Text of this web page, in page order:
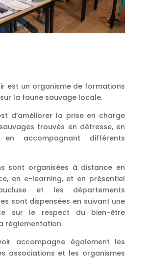
est un organisme de formations
la faune sauvage locale.
d’améliorer la prise en charge
trouvés en détresse, en
accompagnant différents
sont organisées à distance en
en e-learning, et en présentiel
et les départements
sont dispensées en suivant une
sur le respect du bien-être
réglementation.
accompagne également les
associations et les organismes